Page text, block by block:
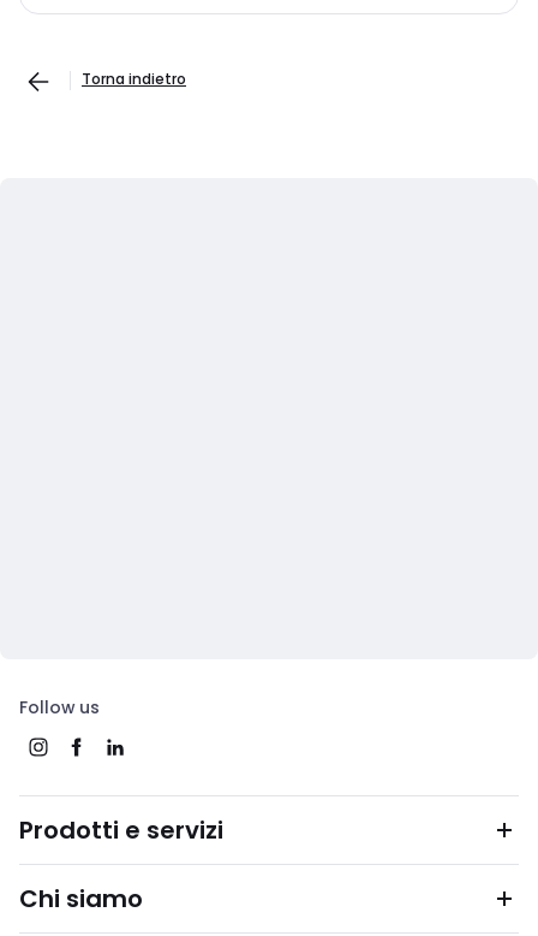
Torna indietro
Follow us
Prodotti e servizi
Chi siamo